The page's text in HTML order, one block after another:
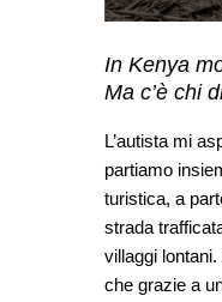
In Kenya
Ma c’è chi
L’autista mi
partiamo
turistica, a
strada
villaggi
che grazie a